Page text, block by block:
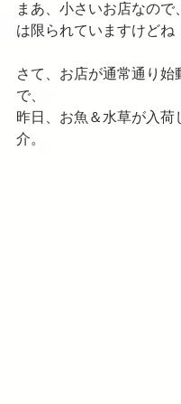
まあ、小さいお店なので
は限られていますけどね
さて、お店が通常通り始
で、
昨日、お魚＆水草が入荷
介。